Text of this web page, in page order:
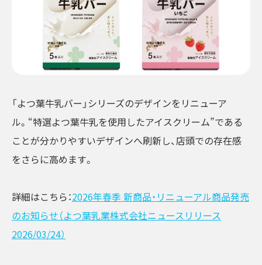
「よつ葉牛乳バー」シリーズのデザインをリニューア
ル。“特選よつ葉牛乳を使用したアイスクリーム”である
ことが分かりやすいデザインへ刷新し、店頭での存在感
をさらに高めます。
詳細はこちら：2026年春季 新商品・リニューアル商品発売
のお知らせ（よつ葉乳業株式会社ニュースリリース
2026/03/24）